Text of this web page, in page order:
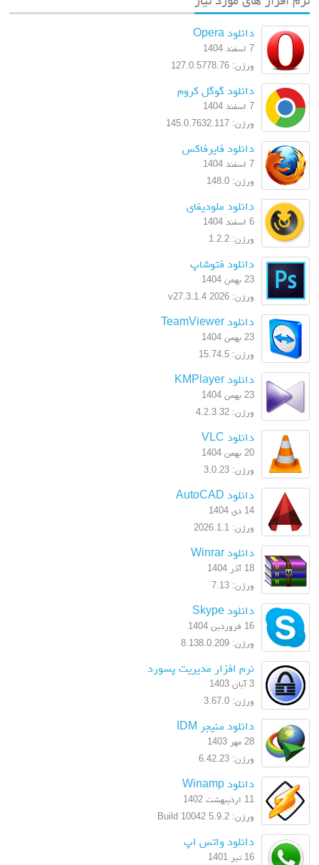
دانلود Opera
7 اسفند 1404
ورژن: 127.0.5778.76
دانلود گوگل کروم
7 اسفند 1404
ورژن: 145.0.7632.117
دانلود فایرفاکس
7 اسفند 1404
ورژن: 148.0
دانلود ملودیفای
6 اسفند 1404
ورژن: 1.2.2
دانلود فتوشاپ
23 بهمن 1404
ورژن: 2026 v27.3.1.4
دانلود TeamViewer
23 بهمن 1404
ورژن: 15.74.5
دانلود KMPlayer
23 بهمن 1404
ورژن: 4.2.3.32
دانلود VLC
20 بهمن 1404
ورژن: 3.0.23
دانلود AutoCAD
14 دی 1404
ورژن: 2026.1.1
دانلود Winrar
18 آذر 1404
ورژن: 7.13
دانلود Skype
16 فروردین 1404
ورژن: 8.138.0.209
نرم افزار مدیریت پسورد
3 آبان 1403
ورژن: 3.67.0
دانلود منیجر IDM
28 مهر 1403
ورژن: 6.42.23
دانلود Winamp
11 اردیبهشت 1402
ورژن: 5.9.2 Build 10042
دانلود واتس اپ
16 تیر 1401